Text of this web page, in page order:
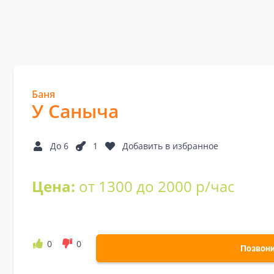
Баня
У Саныча
До 6 1 Добавить в избранное
Цена: от 1300 до 2000 р/час
0 0